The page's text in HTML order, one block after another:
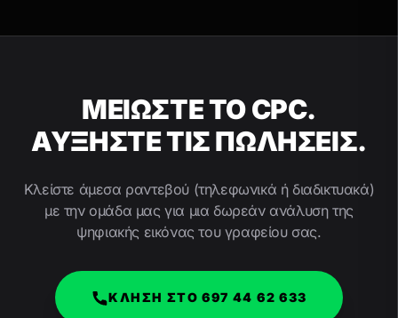
ΜΕΙΩΣΤΕ ΤΟ CPC.
ΑΥΞΗΣΤΕ ΤΙΣ ΠΩΛΗΣΕΙΣ.
Κλείστε άμεσα ραντεβού (τηλεφωνικά ή διαδικτυακά)
με την ομάδα μας για μια δωρεάν ανάλυση της
ψηφιακής εικόνας του γραφείου σας.
ΚΛΗΣΗ ΣΤΟ 697 44 62 633